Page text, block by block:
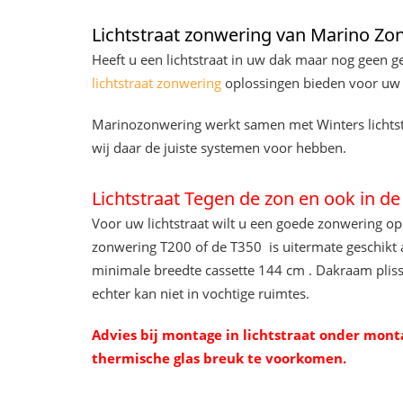
Lichtstraat zonwering van Marino
Heeft u een lichtstraat in uw dak maar nog geen
lichtstraat zonwering oplossingen bieden voor uw
Marinozonwering werkt samen met Winters
wij daar de juiste systemen voor hebben.
Lichtstraat Tegen de zon en ook in
Voor uw lichtstraat wilt u een goede zonwering
zonwering T200 of de T350 is uitermate geschikt
minimale breedte cassette 144 cm . Dakraam
echter kan niet in vochtige ruimtes.
Advies bij montage in lichtstraat onder
thermische glas breuk te voorkomen.